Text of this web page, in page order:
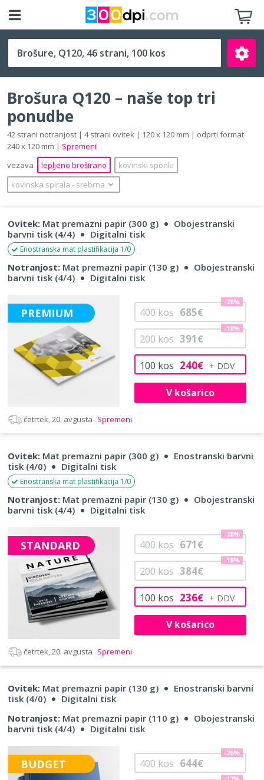
Q120 (120 x 120 mm)
Išči
Brošura Q120 – naše top tri
ponudbe
42 strani notranjost | 4 strani ovitek | 120 x 120 mm | odprti format
240 x 120 mm | Spremeni
vezava
lepljeno broširano
kovinski sponki
kovinska spirala ‐ srebrna
Ovitek: Mat premazni papir (300 g)
Obojestranski
barvni tisk (4/4)
Digitalni tisk
Enostranska mat plastifikacija 1/0
Notranjost: Mat premazni papir (130 g)
Obojestranski
barvni tisk (4/4)
Digitalni tisk
PREMIUM
100 kos 240€
200 kos 391€
-18%
400 kos 685€
-28%
V košarico
četrtek, 20. avgusta Spremeni
Ovitek: Mat premazni papir (300 g)
Enostranski barvni
tisk (4/0)
Digitalni tisk
Enostranska mat plastifikacija 1/0
Notranjost: Mat premazni papir (130 g)
Obojestranski
barvni tisk (4/4)
Digitalni tisk
STANDARD
100 kos 236€
200 kos 384€
-18%
400 kos 671€
-28%
V košarico
četrtek, 20. avgusta Spremeni
Ovitek: Mat premazni papir (130 g)
Enostranski barvni
tisk (4/0)
Digitalni tisk
Notranjost: Mat premazni papir (110 g)
Obojestranski
barvni tisk (4/4)
Digitalni tisk
BUDGET 400 kos 644€
-26%